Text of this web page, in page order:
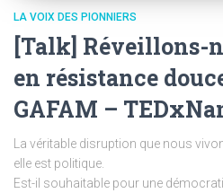
LA VOIX DES PIONNIERS
[Talk] Réveillons-
en résistance
GAFAM –
La véritable disruption que nous
elle est politique.
Est-il souhaitable pour une